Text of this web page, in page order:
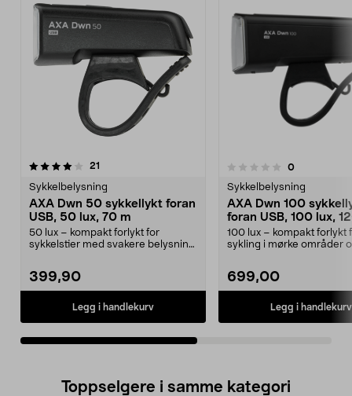
21
Sykkelbelysning
AXA Dwn 50 sykkellykt foran
USB, 50 lux, 70 m
50 lux – kompakt forlykt for
sykkelstier med svakere belysning.
399,90
Legg i handlekurv
0.0 av 5 stjerner 0anmeldelser
Sykkelbelysning
AXA Dwn 100
foran USB, 100 lux,
100 lux – kompakt forlykt
sykling i mørke områder
699,00
Legg i handlekurv
4.0av 5 stjerner
Toppselgere i samme kategori